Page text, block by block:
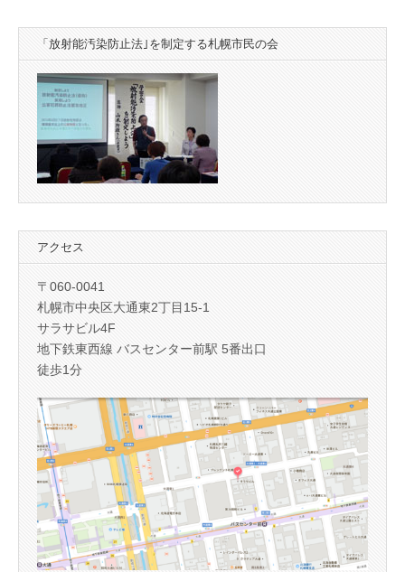
「放射能汚染防止法｣を制定する札幌市民の会
アクセス
〒060-0041
札幌市中央区大通東2丁目15-1
サラサビル4F
地下鉄東西線 バスセンター前駅 5番出口
徒歩1分